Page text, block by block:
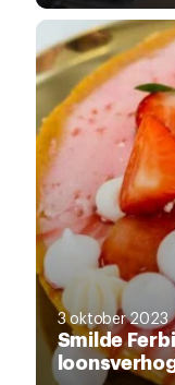
3 oktober 2023
Smilde